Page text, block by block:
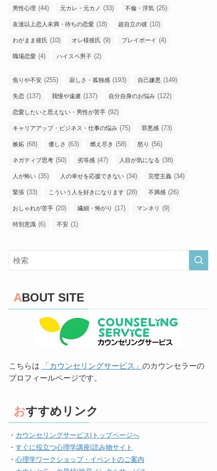
男性心理 (44) 元カレ・元カノ (33) 不倫・浮気 (25)
友達以上恋人未満・待ちの恋愛 (18) 超自立の彼 (10)
わがまま彼氏 (10) オレ様彼氏 (9) プレイボーイ (4)
職場恋愛 (4) ハイスペ男子 (2)
焦りや不安 (255) 寂しさ・孤独感 (193) 自己嫌悪 (149)
失恋 (137) 我慢や遠慮 (137) 自分自身のお悩み (122)
恋愛したいと思えない・男性が苦手 (92)
キャリアアップ・ビジネス・仕事の悩み (75) 罪悪感 (73)
嫉妬 (68) 優しさ (63) 燃え尽き (58) 怒り (56)
ネガティブ思考 (50) 劣等感 (47) 人目が気になる (38)
人が怖い (35) 人の幸せを応援できない (34) 完璧主義 (34)
緊張 (33) こういう人を好きになります (28) 不満感 (26)
おしゃれが苦手 (20) 繊細・怖がり (17) マンネリ (9)
特別意識 (6) 不安 (1)
ABOUT SITE
こちらは 「カウンセリングサービス」 のカウンセラーの
プロフィールページです。
おすすめリンク
・ カウンセリングサービス|トップページへ
・ すぐに役立つ心理学講座|読み物サイト
・ 心理学ワークショップ・イベントのご案内